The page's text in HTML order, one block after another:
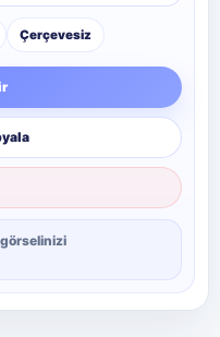
Çerçevesiz